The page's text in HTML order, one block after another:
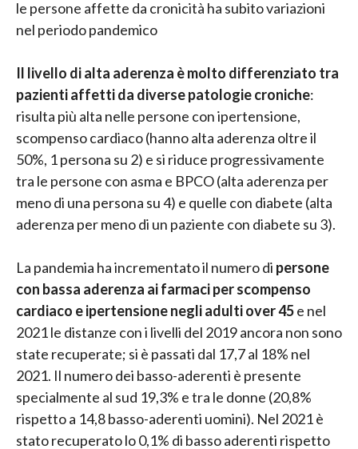
le persone affette da cronicità ha subito variazioni
nel periodo pandemico
Il livello di alta aderenza è molto differenziato tra
pazienti affetti da diverse patologie croniche:
risulta più alta nelle persone con ipertensione,
scompenso cardiaco (hanno alta aderenza oltre il
50%, 1 persona su 2) e si riduce progressivamente
tra le persone con asma e BPCO (alta aderenza per
meno di una persona su 4) e quelle con diabete (alta
aderenza per meno di un paziente con diabete su 3).
La pandemia ha incrementato il numero di persone
con bassa aderenza ai farmaci per scompenso
cardiaco e ipertensione negli adulti over 45e nel
2021 le distanze con i livelli del 2019 ancora non sono
state recuperate; si è passati dal 17,7 al 18% nel
2021. Il numero dei basso-aderenti è presente
specialmente al sud 19,3% e tra le donne (20,8%
rispetto a 14,8 basso-aderenti uomini). Nel 2021 è
stato recuperato lo 0,1% di basso aderenti rispetto